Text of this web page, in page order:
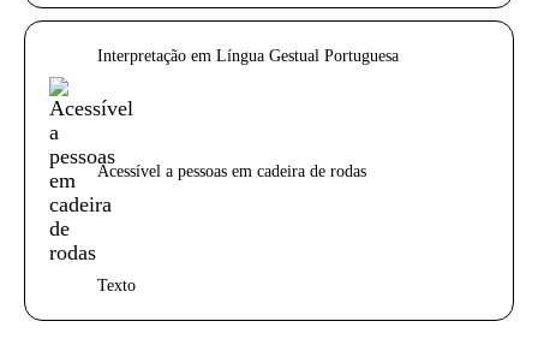
Acessibilidades do espetáculo
Interpretação em Língua Gestual Portuguesa
Acessível a pessoas em cadeira de rodas
Texto